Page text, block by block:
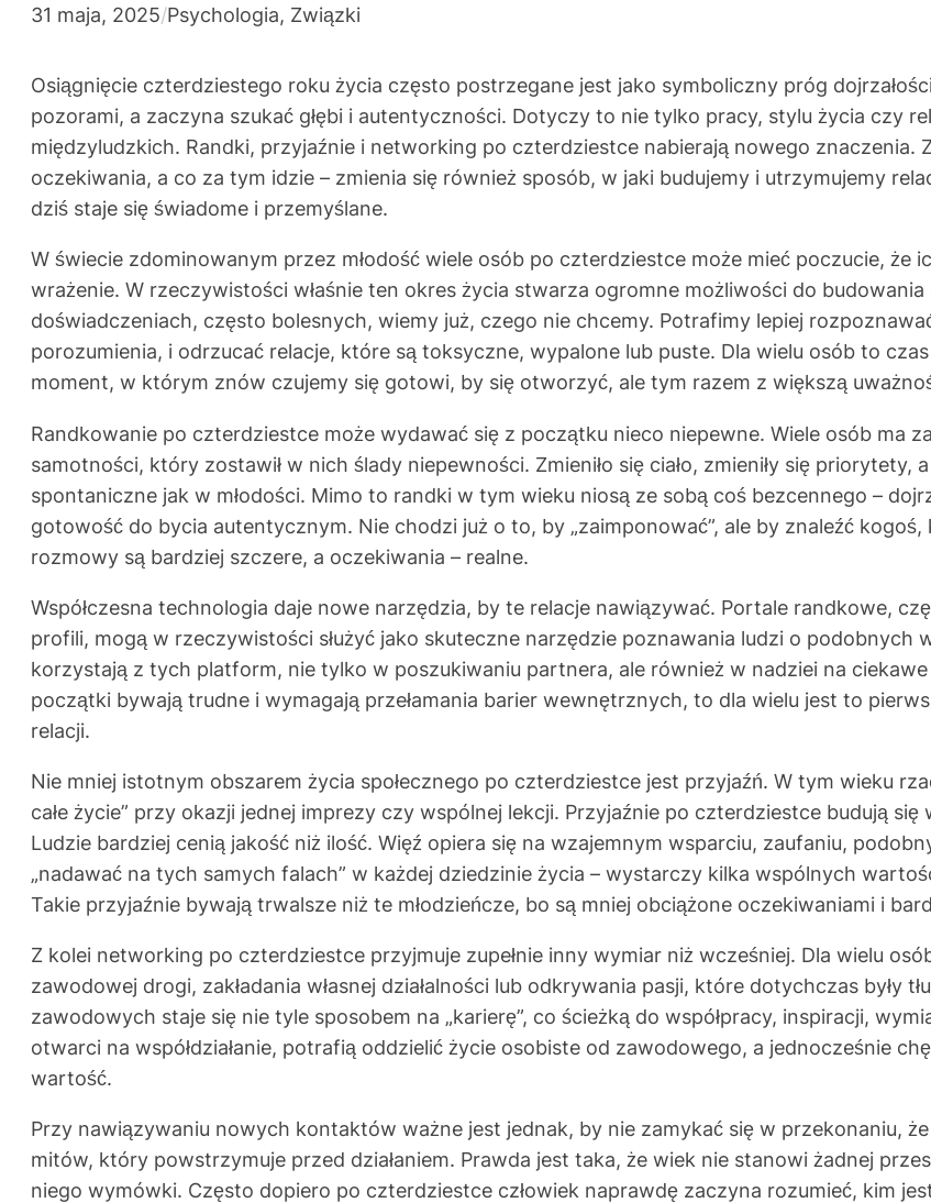
31 maja, 2025/Psychologia, Związki
Osiągnięcie czterdziestego roku życia często postrzegane jest jako symboliczny próg
pozorami, a zaczyna szukać głębi i autentyczności. Dotyczy to nie tylko pracy, stylu życia czy
międzyludzkich. Randki, przyjaźnie i networking po czterdziestce nabierają nowego znaczenia.
oczekiwania, a co za tym idzie – zmienia się również sposób, w jaki budujemy i utrzymujemy
dziś staje się świadome i przemyślane.
W świecie zdominowanym przez młodość wiele osób po czterdziestce może mieć poczucie, że
wrażenie. W rzeczywistości właśnie ten okres życia stwarza ogromne możliwości do
doświadczeniach, często bolesnych, wiemy już, czego nie chcemy. Potrafimy lepiej
porozumienia, i odrzucać relacje, które są toksyczne, wypalone lub puste. Dla wielu osób to
moment, w którym znów czujemy się gotowi, by się otworzyć, ale tym razem z większą
Randkowanie po czterdziestce może wydawać się z początku nieco niepewne. Wiele osób ma
samotności, który zostawił w nich ślady niepewności. Zmieniło się ciało, zmieniły się
spontaniczne jak w młodości. Mimo to randki w tym wieku niosą ze sobą coś bezcennego –
gotowość do bycia autentycznym. Nie chodzi już o to, by „zaimponować”, ale by znaleźć
rozmowy są bardziej szczere, a oczekiwania – realne.
Współczesna technologia daje nowe narzędzia, by te relacje nawiązywać. Portale randkowe,
profili, mogą w rzeczywistości służyć jako skuteczne narzędzie poznawania ludzi o
korzystają z tych platform, nie tylko w poszukiwaniu partnera, ale również w nadziei na
początki bywają trudne i wymagają przełamania barier wewnętrznych, to dla wielu jest to
relacji.
Nie mniej istotnym obszarem życia społecznego po czterdziestce jest przyjaźń. W tym wieku
całe życie” przy okazji jednej imprezy czy wspólnej lekcji. Przyjaźnie po czterdziestce budują
Ludzie bardziej cenią jakość niż ilość. Więź opiera się na wzajemnym wsparciu, zaufaniu,
„nadawać na tych samych falach” w każdej dziedzinie życia – wystarczy kilka wspólnych
Takie przyjaźnie bywają trwalsze niż te młodzieńcze, bo są mniej obciążone oczekiwaniami i
Z kolei networking po czterdziestce przyjmuje zupełnie inny wymiar niż wcześniej. Dla wielu
zawodowej drogi, zakładania własnej działalności lub odkrywania pasji, które dotychczas były
zawodowych staje się nie tyle sposobem na „karierę”, co ścieżką do współpracy, inspiracji,
otwarci na współdziałanie, potrafią oddzielić życie osobiste od zawodowego, a jednocześnie
wartość.
Przy nawiązywaniu nowych kontaktów ważne jest jednak, by nie zamykać się w przekonaniu,
mitów, który powstrzymuje przed działaniem. Prawda jest taka, że wiek nie stanowi żadnej
niego wymówki. Często dopiero po czterdziestce człowiek naprawdę zaczyna rozumieć, kim